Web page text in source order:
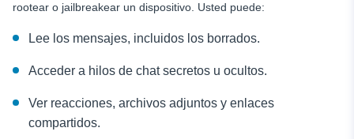
rootear o jailbreakear un dispositivo. Usted puede:
Lee los mensajes, incluidos los borrados.
Acceder a hilos de chat secretos u ocultos.
Ver reacciones, archivos adjuntos y enlaces
compartidos.